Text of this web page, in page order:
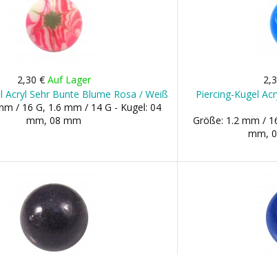
2,30 € Auf Lager
Acryl Sehr Bunte Blume Rosa / Weiß
/ 16 G, 1.6 mm / 14 G - Kugel: 04
mm, 08 mm
Piercing-Kugel
Größe: 1.2 mm /
mm,